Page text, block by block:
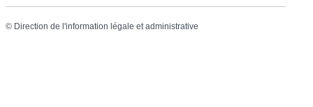
© Direction de l'information légale et administrative